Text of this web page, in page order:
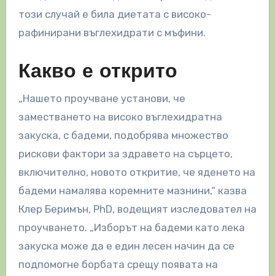
този случай е била диетата с високо-
рафинирани въглехидрати с мъфини.
Какво е открито
„Нашето проучване установи, че
заместването на високо въглехидратна
закуска, с бадеми, подобрява множество
рискови фактори за здравето на сърцето,
включително, новото откритие, че яденето на
бадеми намалява коремните мазнини,“ казва
Клер Беримън, PhD, водещият изследовател на
проучването. „Изборът на бадеми като лека
закуска може да е един лесен начин да се
подпомогне борбата срещу появата на